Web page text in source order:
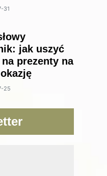
31
jak uszyć
prezenty na
25